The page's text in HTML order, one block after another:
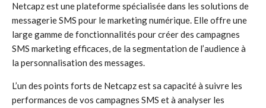
Netcapz est une plateforme spécialisée dans les solutions de
messagerie SMS pour le marketing numérique. Elle offre une
large gamme de fonctionnalités pour créer des campagnes
SMS marketing efficaces, de la segmentation de l’audience à
la personnalisation des messages.
L’un des points forts de Netcapz est sa capacité à suivre les
performances de vos campagnes SMS et à analyser les